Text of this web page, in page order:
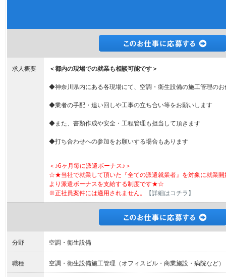
求人概要 ＜都内の現場での就業も相談可能です＞
◆神奈川県内にある各現場にて、空調・衛生設備の施工管理のお
◆業者の手配・追い回しや工事の立ち合い等をお願いします
◆また、書類作成や安全・工程管理も担当して頂きます
◆打ち合わせへの参加をお願いする場合もあります
＜♪6ヶ月毎に派遣ボーナス♪＞
☆★当社で就業して頂いた『全ての派遣就業者』を対象に就業開
より派遣ボーナスを支給する制度です★☆
※正社員案件には適用されません。
【詳細はコチラ】
分野 空調・衛生設備
職種 空調・衛生設備施工管理（オフィスビル・商業施設・病院など）